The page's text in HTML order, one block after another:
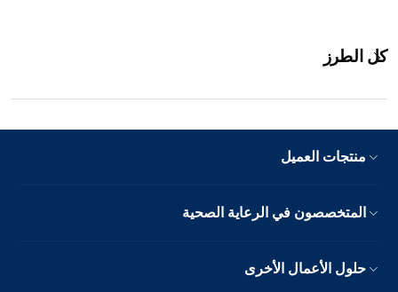
كل الطرز
منتجات العميل
المتخصصون في الرعاية الصحية
حلول الأعمال الأخرى